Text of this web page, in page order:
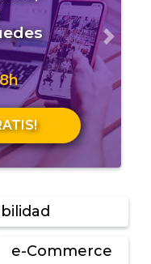
e-Commerce